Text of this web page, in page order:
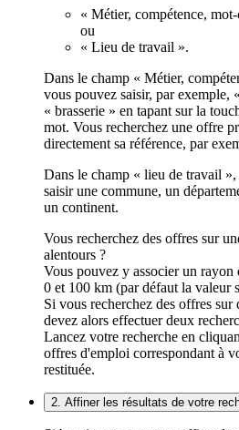
« Métier, compétence,
ou
« Lieu de travail ».
Dans le champ « Métier,
vous pouvez saisir, par exemple,
« brasserie » en tapant sur la
mot. Vous recherchez une offre
directement sa référence, par
Dans le champ « lieu de travail
saisir une commune, un
un continent.
Vous recherchez des offres sur
alentours ?
Vous pouvez y associer un rayon
0 et 100 km (par défaut la valeur
Si vous recherchez des offres sur
devez alors effectuer deux
Lancez votre recherche en
offres d'emploi correspondant à
restituée.
2. Affiner les résultats de votre